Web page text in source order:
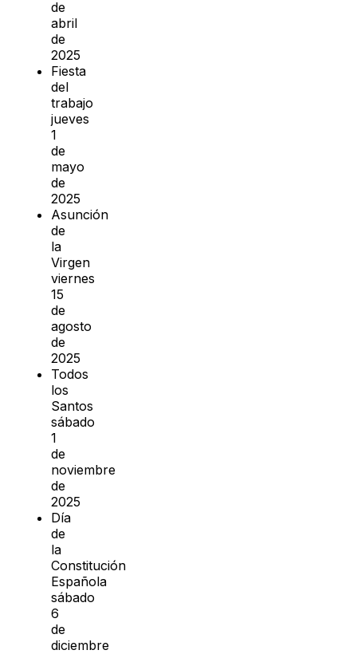
de
abril
de
2025
Fiesta
del
trabajo
jueves
1
de
mayo
de
2025
Asunción
de
la
Virgen
viernes
15
de
agosto
de
2025
Todos
los
Santos
sábado
1
de
noviembre
de
2025
Día
de
la
Constitución
Española
sábado
6
de
diciembre